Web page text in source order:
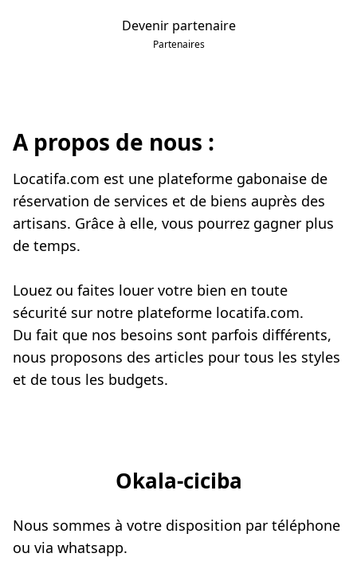
Devenir partenaire
Partenaires
A propos de nous :
Locatifa.com est une plateforme gabonaise de
réservation de services et de biens auprès des
artisans. Grâce à elle, vous pourrez gagner plus
Louez ou faites louer votre bien en toute
sécurité sur notre plateforme locatifa.com.
Du fait que nos besoins sont parfois différents,
nous proposons des articles pour tous les styles
et de tous les budgets.
Okala-ciciba
Nous sommes à votre disposition par téléphone
ou via whatsapp.